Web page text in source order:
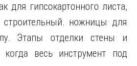
для гипсокартонного листа,
строительный. ножницы для
Этапы отделки стены и
когда весь инструмент под